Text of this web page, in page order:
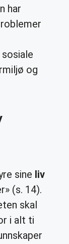
har
og
sine liv
(s. 14).
skal
i alt ti